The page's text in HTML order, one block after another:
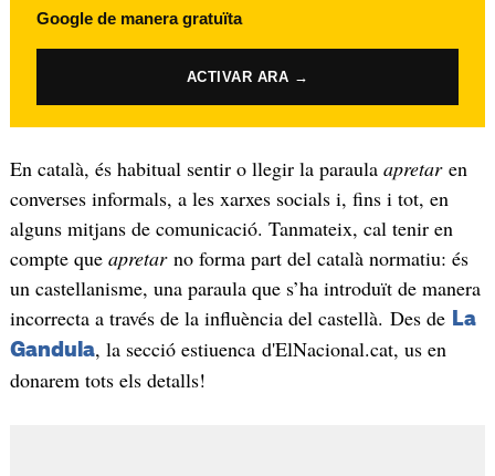
Google de manera gratuïta
ACTIVAR ARA →
En català, és habitual sentir o llegir la paraula apretaren
converses informals, a les xarxes socials i, fins i tot, en
alguns mitjans de comunicació. Tanmateix, cal tenir en
compte que apretar no forma part del català normatiu: és
un castellanisme, una paraula que s’ha introduït de manera
incorrecta a través de la influència del castellà. Des de La
Gandula, la secció estiuenca d'ElNacional.cat, us en
donarem tots els detalls!